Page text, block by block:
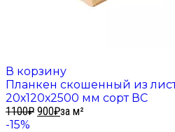
В корзину
Планкен скошенный из
20х120х2500 мм сорт ВС
1100₽ 900₽за м²
-15%